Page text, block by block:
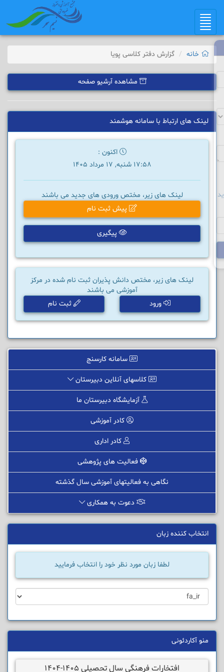
Toggle
navigation
خانه گزارش دفتر کلاسی پویا
مشاهده آرشیو صفحه
لینک های ارتباط با سامانه هوشمند
اکنون :
17:58 شنبه, 17 مرداد 1405
لینک های زیر، مختص ورودی های جدید می باشند
پیش ثبت نام
پیگیری
لینک های زیر، مختص دانش پذیران ثبت نام شده در مرکز
آموزشی می باشند
ورود
ثبت نام
سامانه کارسنج
کلاسهای آنلاین دبیرستان
آزمایشگاه دبیرستان ما
کادر آموزشی
کادر اداری
فعالیت های پژوهشی
نگاهی به فعالیتهای آموزشی سال گذشته
دعوت به همکاری
انتخاب کننده زبان
لطفا زبان مورد نظر خود را انتخاب فرمایید
منو آکاردئونی
افتخارات فرهنگی سال تحصیلی 1405-1404